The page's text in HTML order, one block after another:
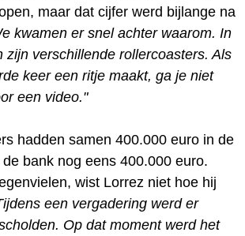
maar dat cijfer werd bijlange na
kwamen er snel achter waarom. In
zijn verschillende rollercoasters. Als
keer een ritje maakt, ga je niet
een video."
hadden samen 400.000 euro in de
bank nog eens 400.000 euro.
wist Lorrez niet hoe hij
een vergadering werd er
Op dat moment werd het